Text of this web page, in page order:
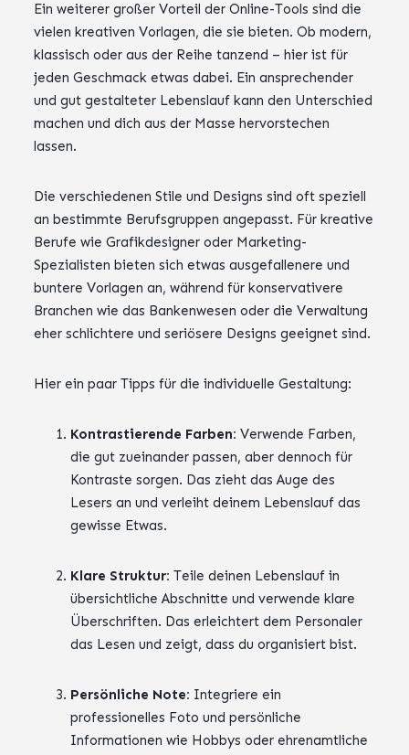
Ein weiterer großer Vorteil der Online-Tools sind die
vielen kreativen Vorlagen, die sie bieten. Ob modern,
klassisch oder aus der Reihe tanzend – hier ist für
jeden Geschmack etwas dabei. Ein ansprechender
und gut gestalteter Lebenslauf kann den Unterschied
machen und dich aus der Masse hervorstechen
lassen.
Die verschiedenen Stile und Designs sind oft speziell
an bestimmte Berufsgruppen angepasst. Für kreative
Berufe wie Grafikdesigner oder Marketing-
Spezialisten bieten sich etwas ausgefallenere und
buntere Vorlagen an, während für konservativere
Branchen wie das Bankenwesen oder die Verwaltung
eher schlichtere und seriösere Designs geeignet sind.
Hier ein paar Tipps für die individuelle Gestaltung:
Kontrastierende Farben: Verwende Farben,
die gut zueinander passen, aber dennoch für
Kontraste sorgen. Das zieht das Auge des
Lesers an und verleiht deinem Lebenslauf das
gewisse Etwas.
Klare Struktur: Teile deinen Lebenslauf in
übersichtliche Abschnitte und verwende klare
Überschriften. Das erleichtert dem Personaler
das Lesen und zeigt, dass du organisiert bist.
Persönliche Note: Integriere ein
professionelles Foto und persönliche
Informationen wie Hobbys oder ehrenamtliche